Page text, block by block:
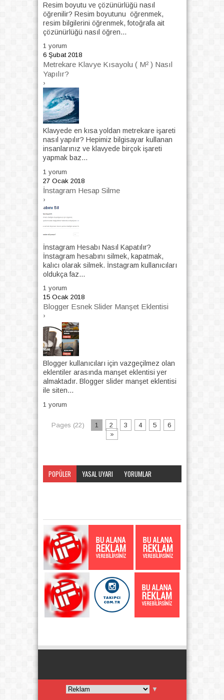
Resim boyutu ve çözünürlüğü nasıl
öğrenilir? Resim boyutunu öğrenmek,
resim bilgilerini öğrenmek, fotoğrafa ait
çözünürlüğü nasıl öğren...
1 yorum
6 Şubat 2018
Metrekare Klavye Kısayolu ( M² ) Nasıl
Yapılır?
›
Klavyede en kısa yoldan metrekare işareti
nasıl yapılır? Hepimiz bilgisayar kullanan
insanlarınız ve klavyede birçok işareti
yapmak baz...
1 yorum
27 Ocak 2018
İnstagram Hesap Silme
›
İnstagram Hesabı Nasıl Kapatılır?
İnstagram hesabını silmek, kapatmak,
kalıcı olarak silmek. İnstagram kullanıcıları
oldukça faz...
1 yorum
15 Ocak 2018
Blogger Esnek Slider Manşet Eklentisi
›
Blogger kullanıcıları için vazgeçilmez olan
eklentiler arasında manşet eklentisi yer
almaktadır. Blogger slider manşet eklentisi
ile siten...
1 yorum
Pages (22) 1 2 3 4 5
6
»
POPÜLER YASAL UYARI
YORUMLAR
▼